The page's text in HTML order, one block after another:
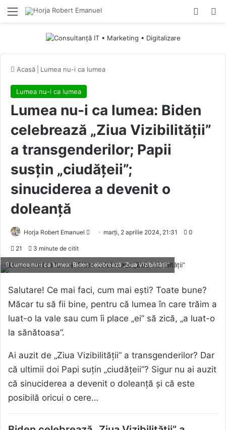
Menu
Acasă Lumea nu-i ca lumea
Lumea nu-i ca lumea
Lumea nu-i ca lumea: Biden
celebrează „Ziua Vizibilității”
a transgenderilor; Papii
susțin „ciudățeii”;
sinuciderea a devenit o
doleanță
Horja Robert Emanuel
Send
email
marți, 2 aprilie 2024, 21:31 0
21 3 minute de citit
Lumea nu-i ca lumea: Biden celebrează „Ziua Vizibilității”
Salutare! Ce mai faci, cum mai ești? Toate bune?
Măcar tu să fii bine, pentru că lumea în care trăim a
luat-o la vale sau cum îi place „ei” să zică, „a luat-o
la sănătoasa”.
Ai auzit de „Ziua Vizibilității” a transgenderilor? Dar
că ultimii doi Papi suțin „ciudățeii”? Sigur nu ai auzit
că sinuciderea a devenit o doleanță și că este
posibilă oricui o cere…